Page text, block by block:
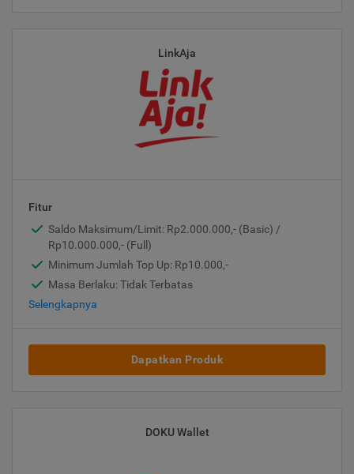
LinkAja
Fitur
Saldo Maksimum/Limit: Rp2.000.000,- (Basic) /
Rp10.000.000,- (Full)
Minimum Jumlah Top Up: Rp10.000,-
Masa Berlaku: Tidak Terbatas
Selengkapnya
Dapatkan Produk
DOKU Wallet